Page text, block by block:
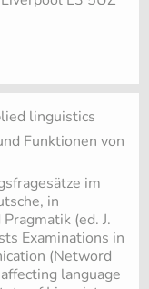
linguistics
Funktionen von
im
in
(ed. J.
Examinations in
(Netword
language